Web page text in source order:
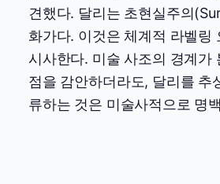
견했다. 달리는 초현실주의
화가다. 이것은 체계적 라벨링
시사한다. 미술 사조의 경계가
점을 감안하더라도, 달리를 추
류하는 것은 미술사적으로 명